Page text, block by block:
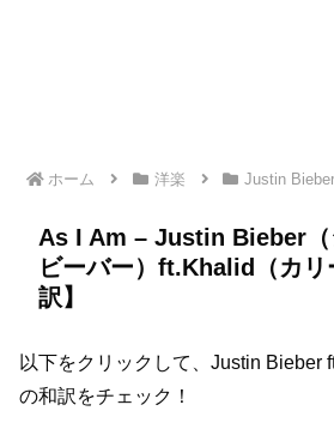
ホーム 洋楽 Justin Bieber
As I Am – Justin Bieber（
ビーバー）ft.Khalid（カリ
訳】
以下をクリックして、Justin Bieber
の和訳をチェック！